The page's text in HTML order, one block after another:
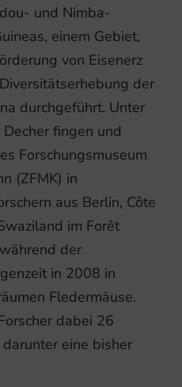
und Nimba-
einem Gebiet,
von Eisenerz
der
durchgeführt. Unter
fingen und
Forschungsmuseum
(ZFMK) in
aus Berlin, Côte
im Forêt
der
in 2008 in
Fledermäuse.
dabei 26
eine bisher